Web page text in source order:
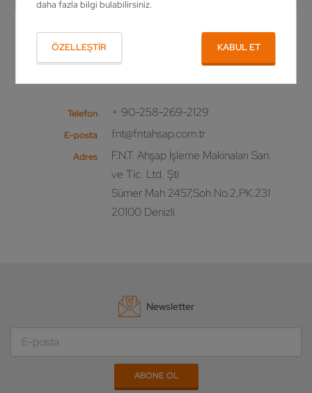
daha fazla bilgi bulabilirsiniz.
ÖZELLEŞTIR KABUL ET
Ürünlerimiz hakkında daha fazlasını öğrenmek
ister misiniz ya da size özel bir teklif
hazırlanmasını mı istiyorsunuz? O zaman bizi
Telefon + 90-258-269-2129
E-posta fnt@fntahsap.com.tr
Adres
F.N.T. Ahşap İşleme Makinaları San.
ve Tic. Ltd. Şti
Sümer Mah 2457,Soh No.2,PK.231
20100 Denizli
Newsletter